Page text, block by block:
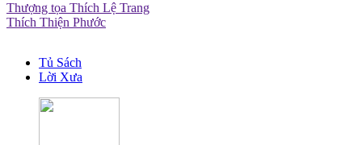
Thượng tọa Thích Lệ Trang
Thích Thiện Phước
Tủ Sách
Lời Xưa